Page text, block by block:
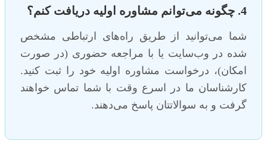
4. چگونه می‌توانم مشاوره اولیه دریافت کنم؟
شما می‌توانید از طریق راه‌های ارتباطی مشخص
شده در وب‌سایت یا با مراجعه حضوری (در صورت
امکان)، درخواست مشاوره اولیه خود را ثبت کنید.
کارشناسان ما در اسرع وقت با شما تماس خواهند
گرفت و به سوالاتتان پاسخ می‌دهند.